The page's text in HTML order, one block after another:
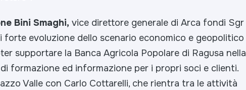
Bini Smaghi, vice direttore generale di Arca fondi Sgr
forte evoluzione dello scenario economico e geopolitico
supportare la Banca Agricola Popolare di Ragusa nella
formazione ed informazione per i propri soci e clienti.
Valle con Carlo Cottarelli, che rientra tra le attività